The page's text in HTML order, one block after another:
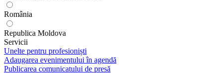
România
Republica Moldova
Servicii
Unelte pentru profesioniști
Adaugarea evenimentului în agendă
Publicarea comunicatului de presă